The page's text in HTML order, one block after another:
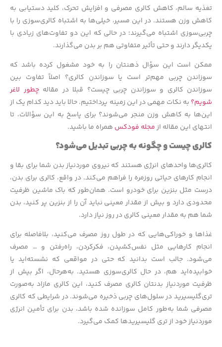
تغذیه سالم، کاهش کالری مصرفی و افزایش تحرک، کلید دستیابی به
کاهش وزن هستند. در این مسیر، خیلی‌ها به اشتباه کالری‌سوزی را با
چربی‌سوزی اشتباه می‌گیرند؛ در حالی که این دو تفاوت‌های زیادی با
یکدیگر دارند و حتی تأثیر متفاوتی هم بر بدن می‌گذارند.
ممکن است این سؤال ذهنتان را به خود مشغول کرده باشد که
سوزاندن چربی مهم‌تر است یا سوزاندن کالری؟ اصلاً تفاوت بین
سوزاندن کالری و سوزاندن چربی چیست؟ قبلا در مقالهچطور لاغر
شویم؟ به نکات مهمی در این زمینه پرداختیم. حالا باید دید کدام یک از
این‌ها به کاهش وزن منجر می‌شوند؟ برای پاسخ به این سؤالات، تا
انتهای این مقاله ازمجله فودکس همراه ما باشید.
کالری چیست و چگونه به چربی تبدیل می‌شود؟
کالری‌ها واحدهای انرژی هستند که نیروی موردنیاز بدن شما برای بقا و
انجام کارهای حیاتی روزمره را فراهم می‌کند. در واقع، کالری برای بدن،
درست مثل بنزین برای خودرو است. همان‌طور که باک ماشین ظرفیت
محدودی دارد و بیش از مقدار معینی نباید آن را از بنزین پر کنید، بدن
شما هم به مقدار معینی کالری در روز نیاز دارد.
غذاها و خوراکی‌هایی که در طول روز مصرف می‌کنید، بلافاصله برای
انجام کارهایی مثل نفس‌کشیدن، فکرکردن، راه‌رفتن و … مصرف
می‌شود. جالب است بدانید که حتی در مواقعی که نشسته‌اید یا
خوابیده‌اید هم، در حال کالری‌سوزی هستید. به‌هرحال، اگر بیش از
ظرفیت موردنیاز بدنتان کالری مصرف کنید، این کالری مازاد به‌صورت
تری‌گلیسیرید در سلول‌های چربی ذخیره می‌شوند. در شرایطی که کالری
مصرفی شما به‌طور کامل سوزانده شده باشد، بدن برای تأمین انرژی
موردنیاز خود از تری گلیسیریدها کمک می‌گیرد.